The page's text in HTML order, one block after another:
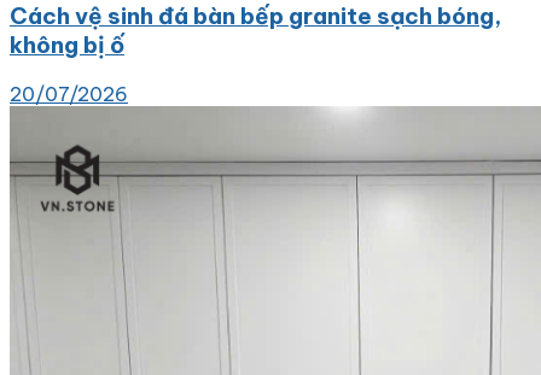
Cách vệ sinh đá bàn bếp granite sạch bóng,
không bị ố
20/07/2026